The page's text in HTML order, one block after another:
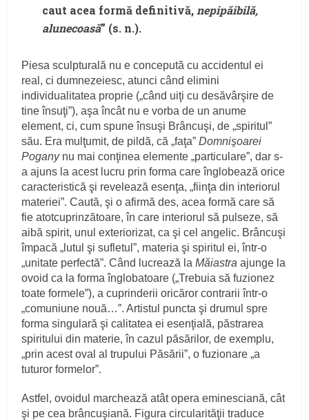
caut acea formă definitivă, nepipăibilă,
alunecoasă” (s. n.).
Piesa sculpturală nu e concepută cu accidentul ei
real, ci dumnezeiesc, atunci când elimini
individualitatea proprie („când uiţi cu desăvârşire de
tine însuţi”), aşa încât nu e vorba de un anume
element, ci, cum spune însuşi Brâncuşi, de „spiritul”
său. Era mulţumit, de pildă, că „faţa”Domnişoarei
Poganynu mai conţinea elemente „particulare”, dar s-
a ajuns la acest lucru prin forma care înglobează orice
caracteristică şi revelează esenţa, „fiinţa din interiorul
materiei”. Caută, şi o afirmă des, acea formă care să
fie atotcuprinzătoare, în care interiorul să pulseze, să
aibă spirit, unul exteriorizat, ca şi cel angelic. Brâncuşi
împacă „lutul şi sufletul”, materia şi spiritul ei, într-o
„unitate perfectă”. Când lucrează laMăiastra ajunge la
ovoid ca la forma înglobatoare („Trebuia să fuzionez
toate formele”), a cuprinderii oricăror contrarii într-o
„comuniune nouă…”. Artistul puncta şi drumul spre
forma singulară şi calitatea ei esenţială, păstrarea
spiritului din materie, în cazul păsărilor, de exemplu,
„prin acest oval al trupului Păsării”, o fuzionare „a
tuturor formelor”.
Astfel, ovoidul marchează atât opera eminesciană, cât
şi pe cea brâncuşiană. Figura circularităţii traduce